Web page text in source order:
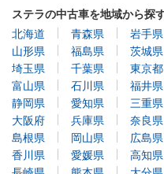
北海道
青森県 岩手県
山形県
福島県 茨城県
埼玉県
千葉県 東京都
富山県
石川県 福井県
静岡県
愛知県 三重県
大阪府
兵庫県 奈良県
島根県
岡山県 広島県
香川県
愛媛県 高知県
長崎県
熊本県 大分県
沖縄県